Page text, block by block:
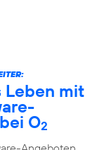
Leben mit
O2